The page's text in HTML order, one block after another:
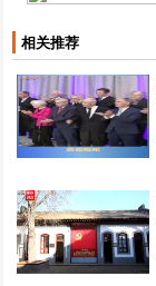
相关推荐